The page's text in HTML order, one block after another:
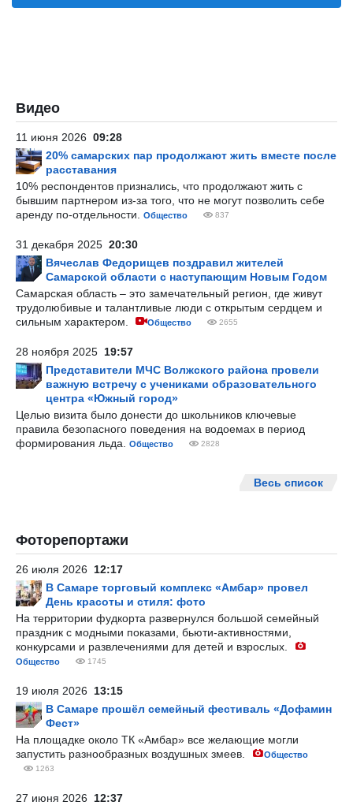
Видео
11 июня 2026 09:28
20% самарских пар продолжают жить вместе после
расставания
10% респондентов признались, что продолжают жить с
бывшим партнером из-за того, что не могут позволить себе
аренду по-отдельности.
Общество 837
31 декабря 2025 20:30
Вячеслав Федорищев поздравил жителей
Самарской области с наступающим Новым Годом
Самарская область – это замечательный регион, где живут
трудолюбивые и талантливые люди с открытым сердцем и
сильным характером.
Общество 2655
28 ноября 2025 19:57
Представители МЧС Волжского района провели
важную встречу с учениками образовательного
центра «Южный город»
Целью визита было донести до школьников ключевые
правила безопасного поведения на водоемах в период
формирования льда.
Общество 2828
Весь список
Фоторепортажи
26 июля 2026 12:17
В Самаре торговый комплекс «Амбар» провел
День красоты и стиля: фото
На территории фудкорта развернулся большой семейный
праздник с модными показами, бьюти-активностями,
конкурсами и развлечениями для детей и взрослых.
Общество 1745
19 июля 2026 13:15
В Самаре прошёл семейный фестиваль «Дофамин
Фест»
На площадке около ТК «Амбар» все желающие могли
запустить разнообразных воздушных змеев.
Общество
1263
27 июня 2026 12:37